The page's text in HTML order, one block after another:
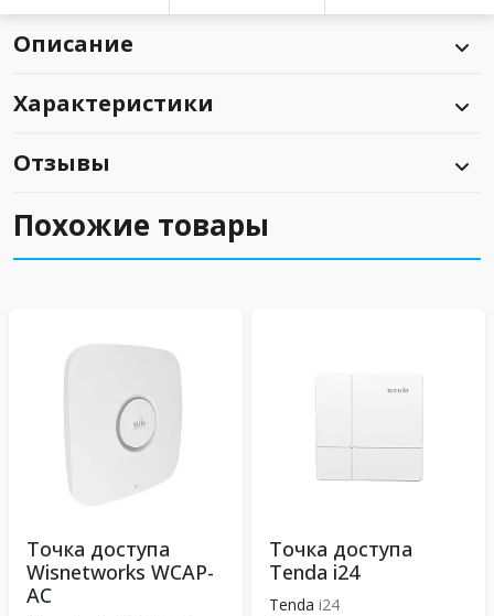
Описание
Характеристики
Отзывы
Похожие товары
Точка доступа
Wisnetworks WCAP-
AC
Точка доступа
Tenda i24
Tenda i24